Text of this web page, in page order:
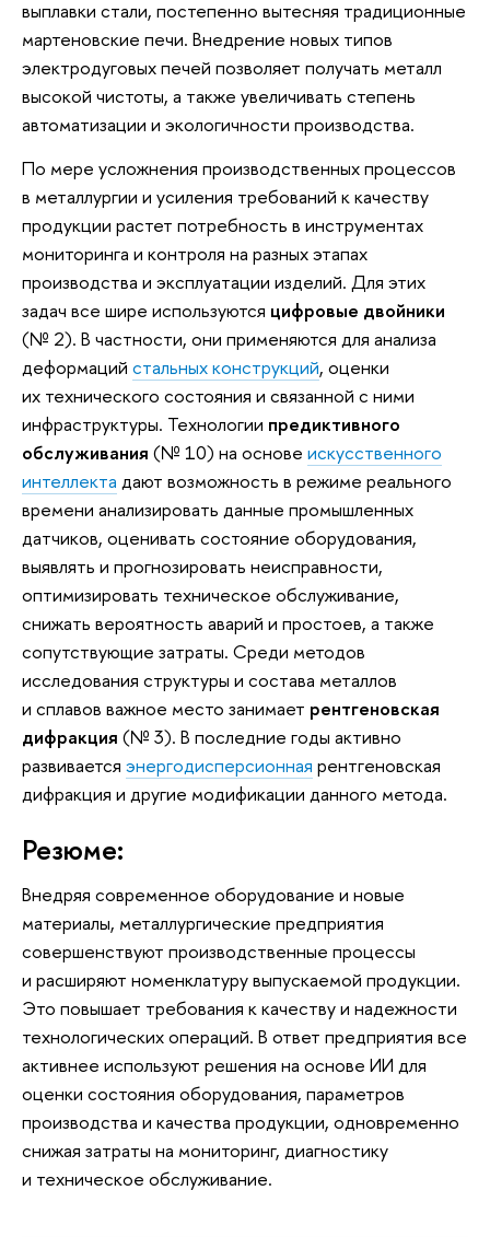
выплавки стали, постепенно вытесняя традиционные
мартеновские печи. Внедрение новых типов
электродуговых печей позволяет получать металл
высокой чистоты, а также увеличивать степень
автоматизации и экологичности производства.
По мере усложнения производственных процессов
в металлургии и усиления требований к качеству
продукции растет потребность в инструментах
мониторинга и контроля на разных этапах
производства и эксплуатации изделий. Для этих
задач все шире используются цифровые двойники
(№ 2). В частности, они применяются для анализа
деформаций стальных конструкций, оценки
их технического состояния и связанной с ними
инфраструктуры. Технологии предиктивного
обслуживания (№ 10) на основе искусственного
интеллекта дают возможность в режиме реального
времени анализировать данные промышленных
датчиков, оценивать состояние оборудования,
выявлять и прогнозировать неисправности,
оптимизировать техническое обслуживание,
снижать вероятность аварий и простоев, а также
сопутствующие затраты. Среди методов
исследования структуры и состава металлов
и сплавов важное место занимает рентгеновская
дифракция (№ 3). В последние годы активно
развивается энергодисперсионная рентгеновская
дифракция и другие модификации данного метода.
Резюме:
Внедряя современное оборудование и новые
материалы, металлургические предприятия
совершенствуют производственные процессы
и расширяют номенклатуру выпускаемой продукции.
Это повышает требования к качеству и надежности
технологических операций. В ответ предприятия все
активнее используют решения на основе ИИ для
оценки состояния оборудования, параметров
производства и качества продукции, одновременно
снижая затраты на мониторинг, диагностику
и техническое обслуживание.